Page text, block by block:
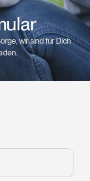
wir sind für Dich